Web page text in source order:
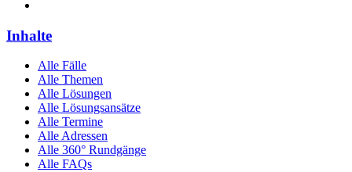
Inhalte
Alle Fälle
Alle Themen
Alle Lösungen
Alle Lösungsansätze
Alle Termine
Alle Adressen
Alle 360° Rundgänge
Alle FAQs